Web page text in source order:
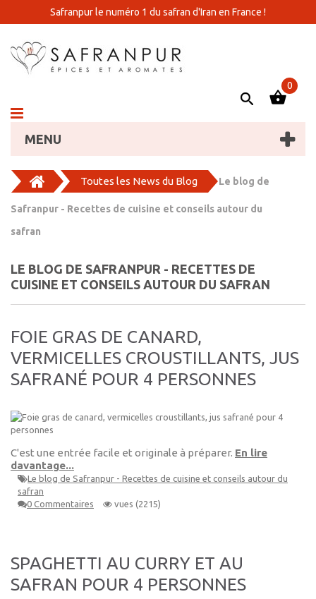
Safranpur le numéro 1 du safran d'Iran en France !
0
MENU
Toutes les News du Blog Le blog de
Safranpur - Recettes de cuisine et conseils autour du
safran
LE BLOG DE SAFRANPUR - RECETTES DE
CUISINE ET CONSEILS AUTOUR DU SAFRAN
FOIE GRAS DE CANARD,
VERMICELLES CROUSTILLANTS, JUS
SAFRANÉ POUR 4 PERSONNES
C'est une entrée facile et originale à préparer. En lire
davantage...
Le blog de Safranpur - Recettes de cuisine et conseils autour du
safran
0 Commentaires
vues (2215)
SPAGHETTI AU CURRY ET AU
SAFRAN POUR 4 PERSONNES